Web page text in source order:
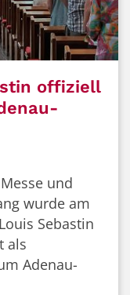
offiziell
und
wurde am
Sebastin
als
Adenau-